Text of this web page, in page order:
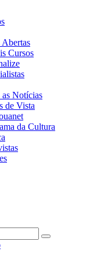
Abertas
Cursos
as Notícias
de Vista
da Cultura